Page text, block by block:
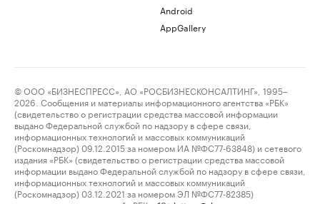
Android
AppGallery
© ООО «БИЗНЕСПРЕСС», АО «РОСБИЗНЕСКОНСАЛТИНГ», 1995–
2026. Сообщения и материалы информационного агентства «РБК»
(свидетельство о регистрации средства массовой информации
выдано Федеральной службой по надзору в сфере связи,
информационных технологий и массовых коммуникаций
(Роскомнадзор) 09.12.2015 за номером ИА №ФС77-63848) и сетевого
издания «РБК» (свидетельство о регистрации средства массовой
информации выдано Федеральной службой по надзору в сфере связи,
информационных технологий и массовых коммуникаций
(Роскомнадзор) 03.12.2021 за номером ЭЛ №ФС77-82385)